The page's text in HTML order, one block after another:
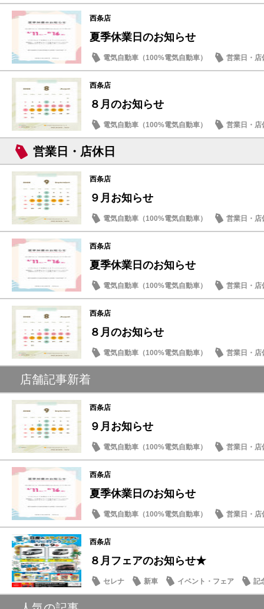
西条店
夏季休業日のお知らせ
電気自動車（100%電気自動車） 営業日・店
西条店
８月のお知らせ
電気自動車（100%電気自動車） 営業日・店
営業日・店休日
西条店
９月お知らせ
電気自動車（100%電気自動車） 営業日・店
西条店
夏季休業日のお知らせ
電気自動車（100%電気自動車） 営業日・店
西条店
８月のお知らせ
電気自動車（100%電気自動車） 営業日・店
店舗記事新着
西条店
９月お知らせ
電気自動車（100%電気自動車） 営業日・店
西条店
夏季休業日のお知らせ
電気自動車（100%電気自動車） 営業日・店
西条店
８月フェアのお知らせ★
セレナ 新車 イベント・フェア 記